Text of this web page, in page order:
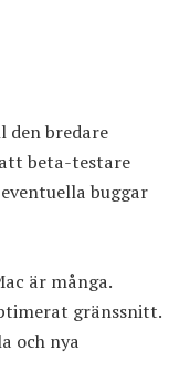
den bredare
beta-testare
buggar
är många.
gränssnitt.
och nya